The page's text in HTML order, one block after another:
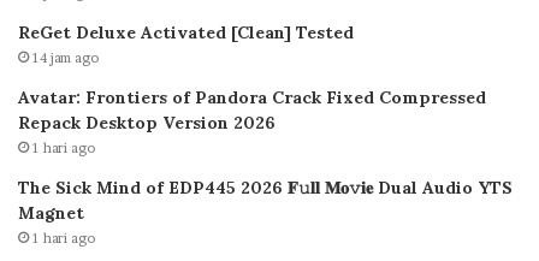
ReGet Deluxe Activated [Clean] Tested
14 jam ago
Avatar: Frontiers of Pandora Crack Fixed Compressed
Repack Desktop Version 2026
1 hari ago
The Sick Mind of EDP445 2026 𝐅𝚞𝐥𝐥 𝐌𝐨𝚟𝐢𝐞 Dual Audio YTS
Magnet
1 hari ago